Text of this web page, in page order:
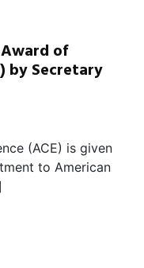
of
by Secretary
(ACE) is given
to American